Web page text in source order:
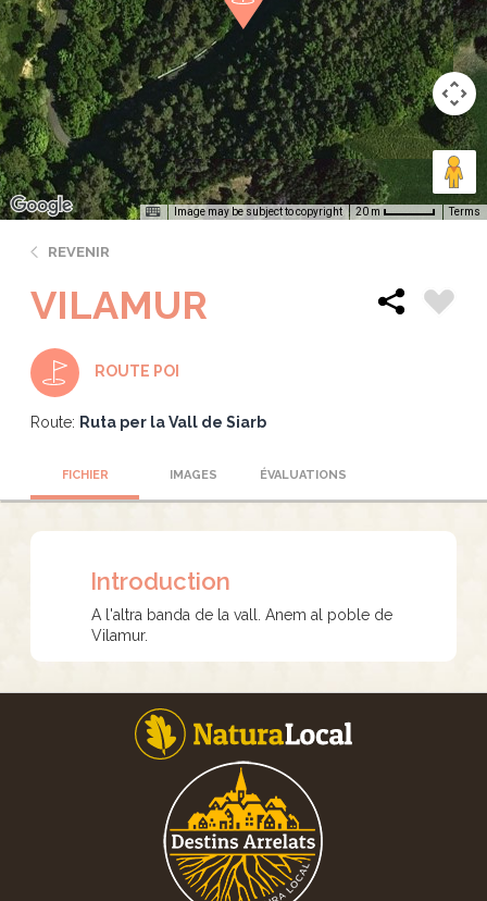
Image may be subject to copyright 20 m Terms
REVENIR
VILAMUR
ROUTE POI
Route: Ruta per la Vall de Siarb
FICHIER IMAGES ÉVALUATIONS
Introduction
A l'altra banda de la vall. Anem al poble de
Vilamur.